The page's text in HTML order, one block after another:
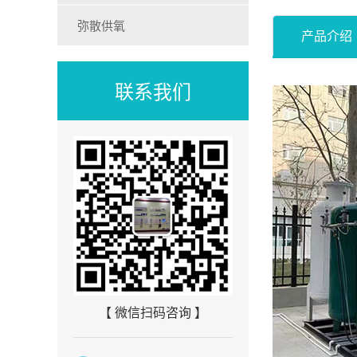
弥散供氧
联系我们
【 微信扫码咨询 】
产品介绍